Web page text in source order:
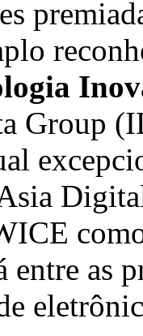
Group
entre as